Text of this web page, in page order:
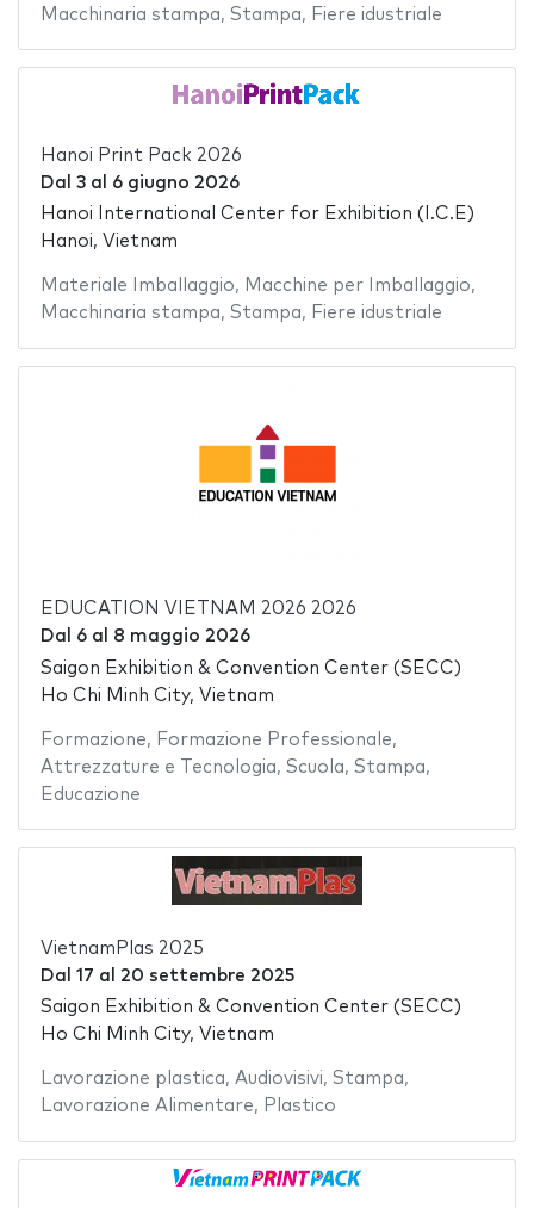
Macchinaria stampa, Stampa, Fiere idustriale
Hanoi Print Pack 2026
Dal 3al 6 giugno 2026
Hanoi International Center for Exhibition (I.C.E)
Hanoi, Vietnam
Materiale Imballaggio, Macchine per Imballaggio,
Macchinaria stampa, Stampa, Fiere idustriale
EDUCATION VIETNAM 2026 2026
Dal 6al 8 maggio 2026
Saigon Exhibition & Convention Center (SECC)
Ho Chi Minh City, Vietnam
Formazione, Formazione Professionale,
Attrezzature e Tecnologia, Scuola, Stampa,
Educazione
VietnamPlas 2025
Dal 17 al 20 settembre 2025
Saigon Exhibition & Convention Center (SECC)
Ho Chi Minh City, Vietnam
Lavorazione plastica, Audiovisivi, Stampa,
Lavorazione Alimentare, Plastico